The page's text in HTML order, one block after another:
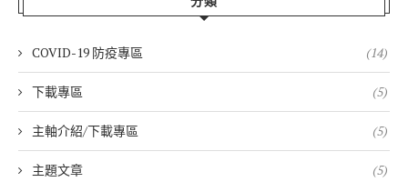
COVID-19 防疫專區 (14)
下載專區 (5)
主軸介紹/下載專區 (5)
主題文章 (5)